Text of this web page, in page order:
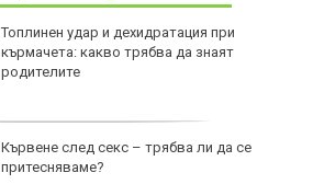
Топлинен удар и дехидратация при
кърмачета: какво трябва да знаят
родителите
Кървене след секс – трябва ли да се
притесняваме?